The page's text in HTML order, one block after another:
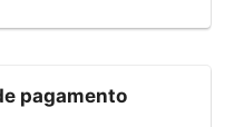
pagamento